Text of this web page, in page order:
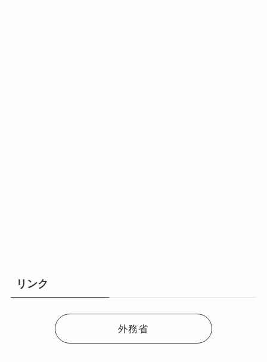
リンク
外務省